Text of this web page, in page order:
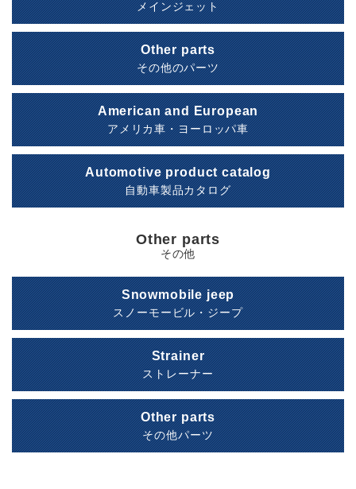
メインジェット
Other parts
その他のパーツ
American and European
アメリカ車・ヨーロッパ車
Automotive product catalog
自動車製品カタログ
Other parts
その他
Snowmobile jeep
スノーモービル・ジープ
Strainer
ストレーナー
Other parts
その他パーツ